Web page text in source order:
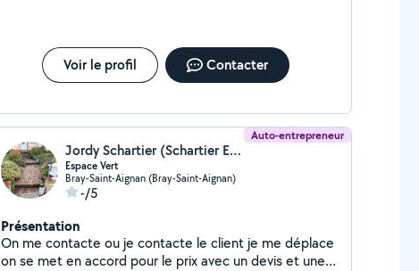
Voir le profil Contacter
Auto-entrepreneur
Jordy Schartier (Schartier Espace Vert)
Espace Vert
Bray-Saint-Aignan (Bray-Saint-Aignan)
-/5
Présentation
On me contacte ou je contacte le client je me déplace
on se met en accord pour le prix avec un devis et une